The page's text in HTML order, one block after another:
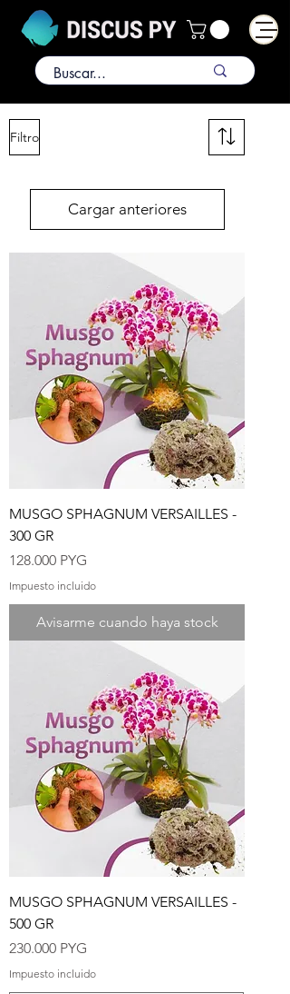
Filtro
Cargar anteriores
MUSGO SPHAGNUM VERSAILLES -
300 GR
Precio
128.000 PYG
Impuesto incluido
Avisarme cuando haya stock
MUSGO SPHAGNUM VERSAILLES -
500 GR
Precio
230.000 PYG
Impuesto incluido